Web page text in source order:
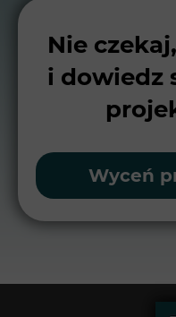
Nie
i dowiedz
Wyceń